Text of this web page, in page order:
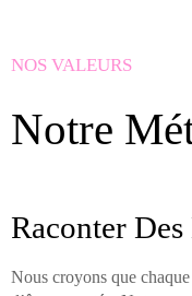
NOS VALEURS
Notre
Raconter
Nous croyons que